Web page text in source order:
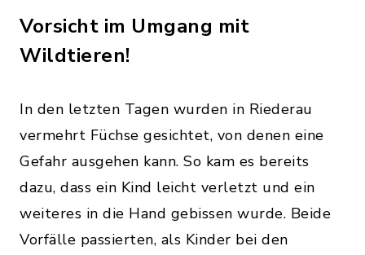
Vorsicht im Umgang mit
Wildtieren!
In den letzten Tagen wurden in Riederau
vermehrt Füchse gesichtet, von denen eine
Gefahr ausgehen kann. So kam es bereits
dazu, dass ein Kind leicht verletzt und ein
weiteres in die Hand gebissen wurde. Beide
Vorfälle passierten, als Kinder bei den